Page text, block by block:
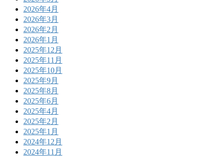
2026年4月
2026年3月
2026年2月
2026年1月
2025年12月
2025年11月
2025年10月
2025年9月
2025年8月
2025年6月
2025年4月
2025年2月
2025年1月
2024年12月
2024年11月